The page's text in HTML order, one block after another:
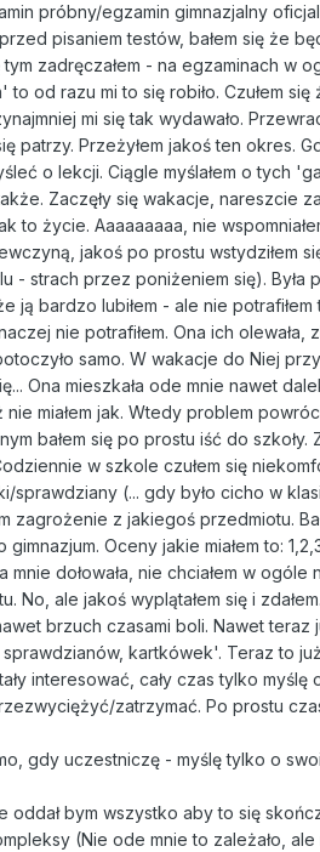
próbny/egzamin gimnazjalny
pisaniem testów, bałem się że
zadręczałem - na egzaminach w
od razu mi to się robiło. Czułem
mi się tak wydawało.
patrzy. Przeżyłem jakoś ten okres.
o lekcji. Ciągle myślałem o tych
Zaczęły się wakacje, nareszcie
to życie. Aaaaaaaaa, nie
jakoś po prostu wstydziłem
- strach przez poniżeniem się).
ją bardzo lubiłem - ale nie
nie potrafiłem. Ona ich olewała,
samo. W wakacje do Niej
Ona mieszkała ode mnie nawet
miałem jak. Wtedy problem
bałem się po prostu iść do
w szkole czułem się
sprawdziany (... gdy było cicho w
zagrożenie z jakiegoś przedmiotu.
Oceny jakie miałem to:
dołowała, nie chciałem w ogóle
No, ale jakoś wyplątałem się i
brzuch czasami boli. Nawet
kartkówek'. Teraz to
interesować, cały czas tylko myślę
zatrzymać. Po prostu
gdy uczestniczę - myślę tylko o
oddał bym wszystko aby to się
(Nie ode mnie to zależało,